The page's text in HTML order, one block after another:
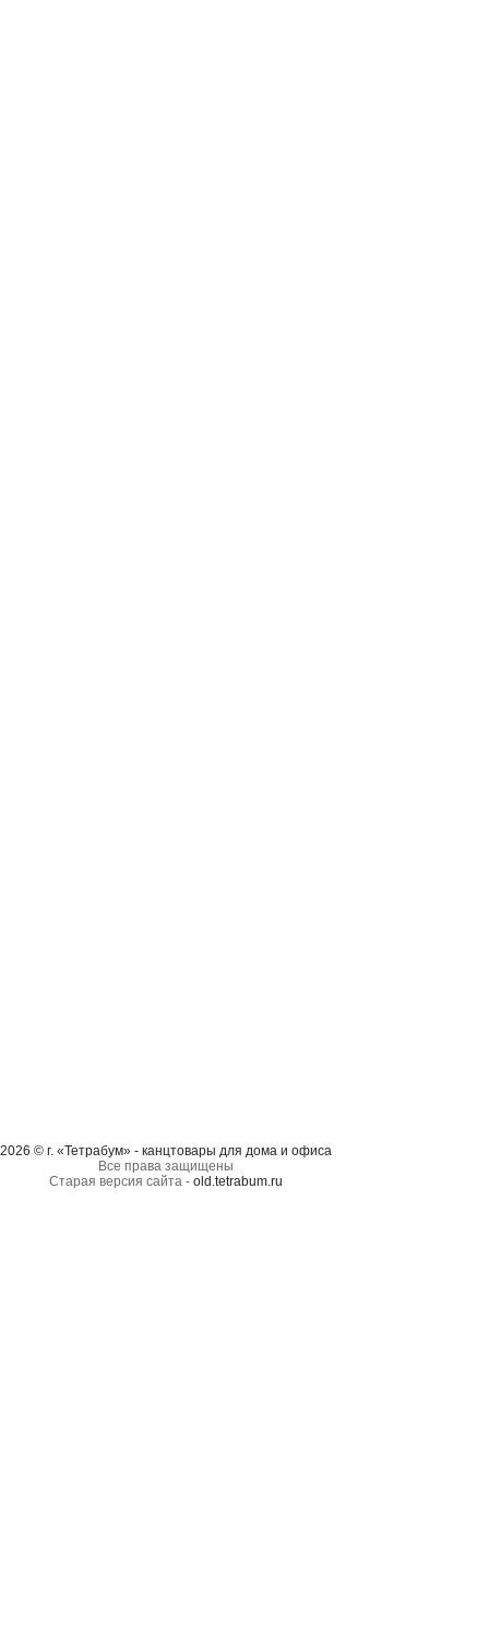
2026 © г. «Тетрабум» - канцтовары для дома и офиса
Все права защищены
Старая версия сайта - old.tetrabum.ru